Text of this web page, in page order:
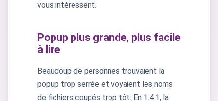
vous intéressent.
Popup plus grande, plus facile
à lire
Beaucoup de personnes trouvaient la
popup trop serrée et voyaient les noms
de fichiers coupés trop tôt. En 1.4.1, la